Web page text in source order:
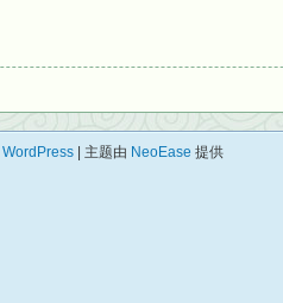
WordPress | 主题由 NeoEase 提供